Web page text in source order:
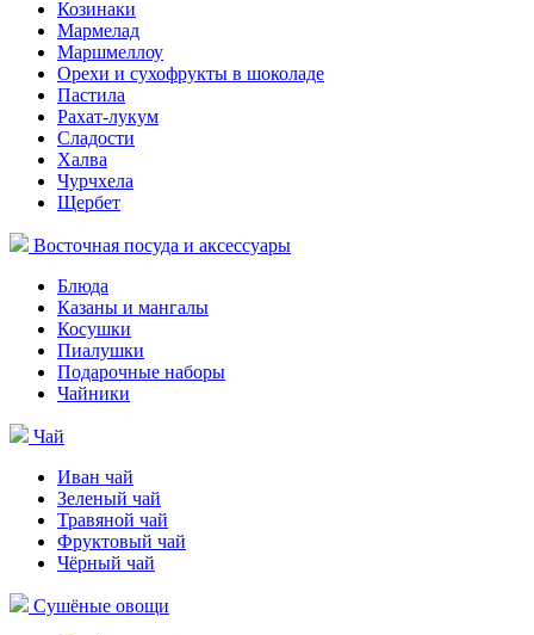
Козинаки
Мармелад
Маршмеллоу
Орехи и сухофрукты в шоколаде
Пастила
Рахат-лукум
Сладости
Халва
Чурчхела
Щербет
Восточная посуда и аксессуары
Блюда
Казаны и мангалы
Косушки
Пиалушки
Подарочные наборы
Чайники
Чай
Иван чай
Зеленый чай
Травяной чай
Фруктовый чай
Чёрный чай
Сушёные овощи